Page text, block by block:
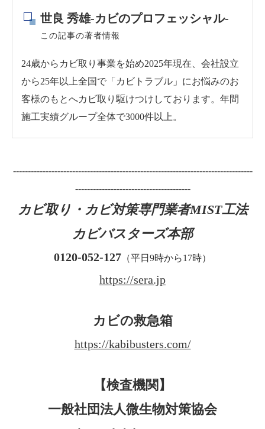
世良 秀雄-カビのプロフェッシャル-
この記事の著者情報
24歳からカビ取り事業を始め2025年現在、会社設立
から25年以上全国で「カビトラブル」にお悩みのお
客様のもとへカビ取り駆けつけしております。年間
施工実績グループ全体で3000件以上。
---------------------------------------------------------------------------------
---------------------------------------
カビ取り・カビ対策専門業者MIST工法
カビバスターズ本部
0120-052-127 （平日9時から17時）
https://sera.jp
カビの救急箱
https://kabibusters.com/
【検査機関】
一般社団法人微生物対策協会